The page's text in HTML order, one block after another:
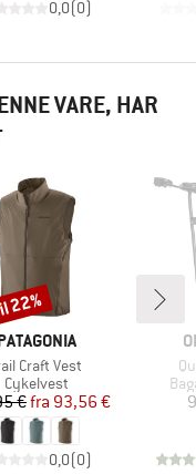
0,0(0)
VARE, HAR
Craft Vest
Produktgruppe
Cykelvest
Pris
€ Nedsat pris
fra 93,56 €
0,0(0)
22%